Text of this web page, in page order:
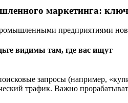
маркетинга:
предприятиями
видимы там, где вас ищут
запросы (например,
трафик. Важно